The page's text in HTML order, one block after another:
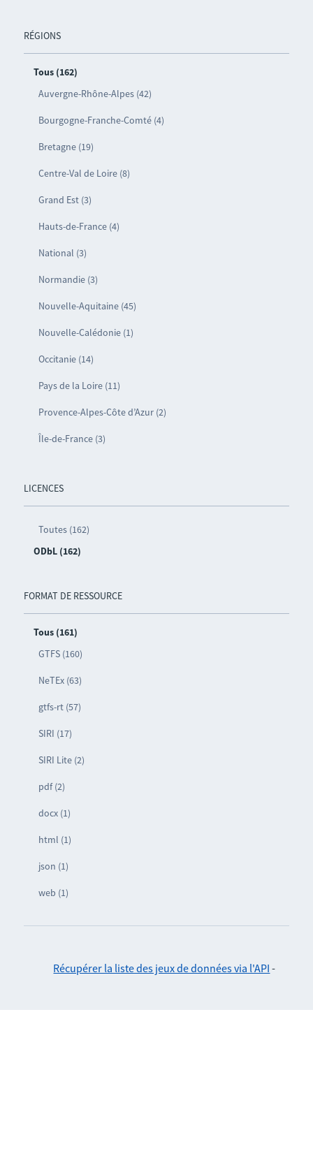
RÉGIONS
Tous (162)
Auvergne-Rhône-Alpes (42)
Bourgogne-Franche-Comté (4)
Bretagne (19)
Centre-Val de Loire (8)
Grand Est (3)
Hauts-de-France (4)
National (3)
Normandie (3)
Nouvelle-Aquitaine (45)
Nouvelle-Calédonie (1)
Occitanie (14)
Pays de la Loire (11)
Provence-Alpes-Côte d’Azur (2)
Île-de-France (3)
LICENCES
Toutes (162)
ODbL (162)
FORMAT DE RESSOURCE
Tous (161)
GTFS (160)
NeTEx (63)
gtfs-rt (57)
SIRI (17)
SIRI Lite (2)
pdf (2)
docx (1)
html (1)
json (1)
web (1)
Récupérer la liste des jeux de données via l'API -